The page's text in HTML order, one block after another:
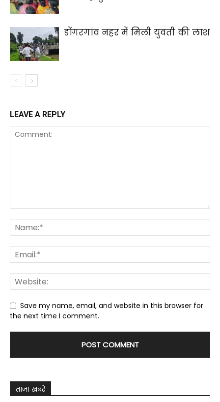
डोंगरगांव नहर में मिली युवती की लाश
LEAVE A REPLY
Save my name, email, and website in this browser for
the next time I comment.
ताज़ा खबरे